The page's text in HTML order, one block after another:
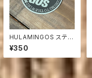
HULAMINGOS ステッ
カー
¥350